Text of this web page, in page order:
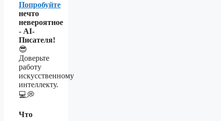
Попробуйте
нечто
невероятное
- AI-
Писателя!
😎
Доверьте
работу
искусственному
интеллекту.
💻💭
Что